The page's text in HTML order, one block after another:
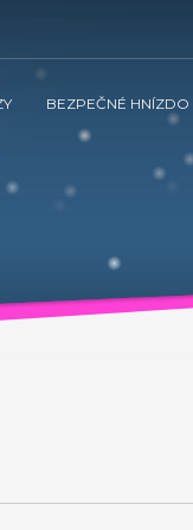
Nenuda realizují v
zážitkového
místnosti.
projekty Bezpečné
poradenství,
Plně se zapojí do
BEZPEČNÉ HNÍZDO